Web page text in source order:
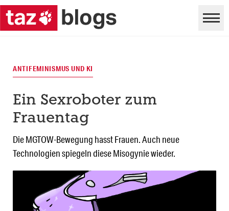
ANTIFEMINISMUS UND KI
Ein Sexroboter zum
Frauentag
Die MGTOW-Bewegung hasst Frauen. Auch neue
Technologien spiegeln diese Misogynie wieder.